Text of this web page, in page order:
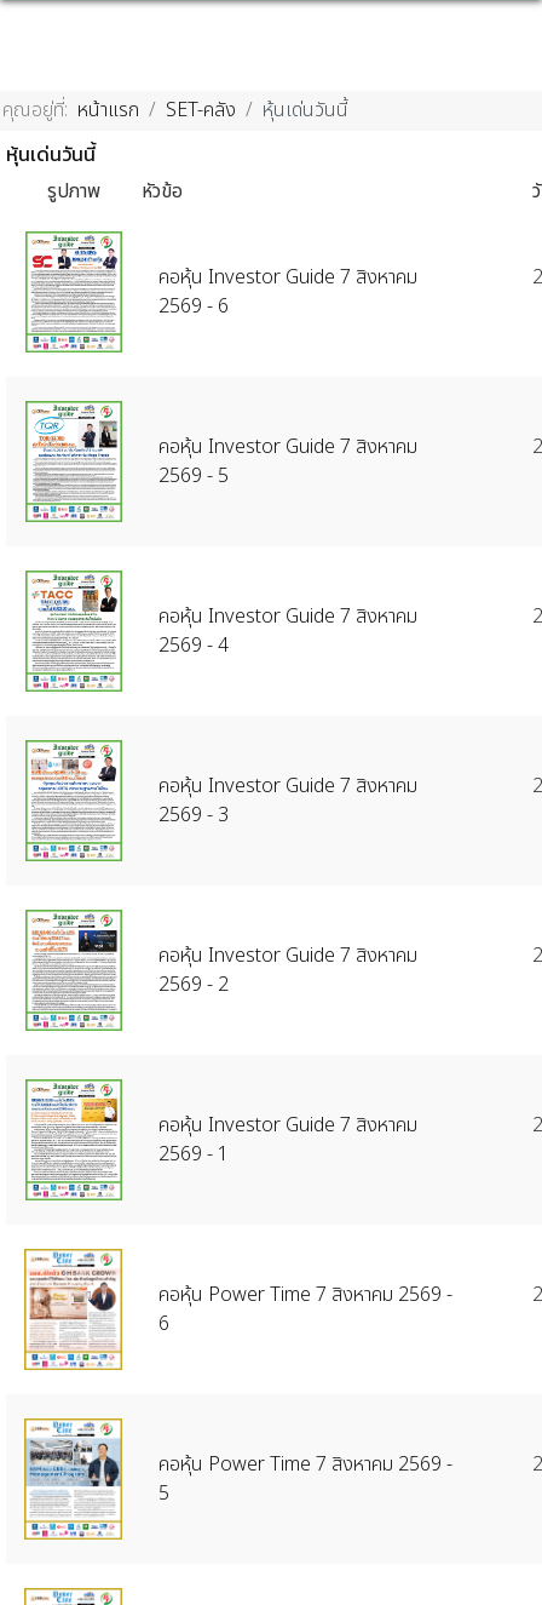
คุณอยู่ที่: หน้าแรก SET-คลัง
หุ้นเด่นวันนี้
หุ้นเด่นวันนี้
รูปภาพ
หัวข้อ
คอหุ้น Investor Guide 7 สิงหาคม
2569 - 6
คอหุ้น Investor Guide 7 สิงหาคม
2569 - 5
คอหุ้น Investor Guide 7 สิงหาคม
2569 - 4
คอหุ้น Investor Guide 7 สิงหาคม
2569 - 3
คอหุ้น Investor Guide 7 สิงหาคม
2569 - 2
คอหุ้น Investor Guide 7 สิงหาคม
2569 - 1
คอหุ้น Power Time 7 สิงหาคม 2569 -
6
คอหุ้น Power Time 7 สิงหาคม 2569 -
5